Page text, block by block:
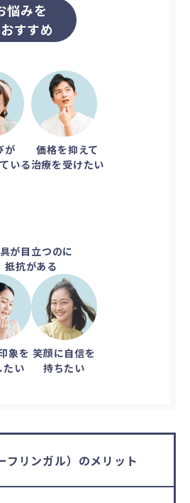
悩みを
すすめ
が
いる
価格を抑えて
治療を受けたい
が目立つのに
抵抗がある
象を
たい
笑顔に自信を
持ちたい
フリンガル）のメリット